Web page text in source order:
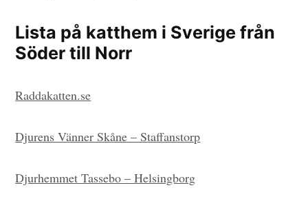
Lista på katthem i Sverige från
Söder till Norr
Raddakatten.se
Djurens Vänner Skåne – Staffanstorp
Djurhemmet Tassebo – Helsingborg